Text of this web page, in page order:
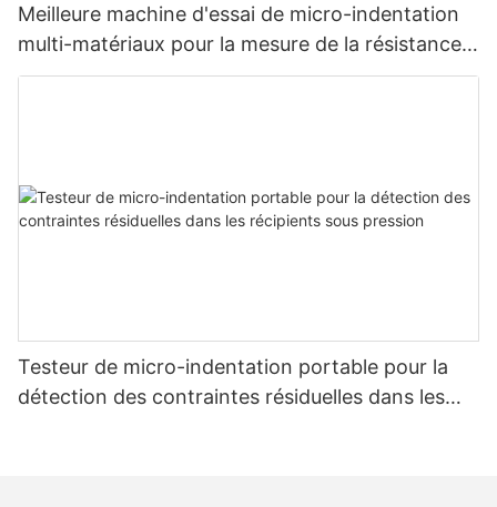
Meilleure machine d'essai de micro-indentation
multi-matériaux pour la mesure de la résistance
et des contraintes - Zhanghua Dryer
Testeur de micro-indentation portable pour la
détection des contraintes résiduelles dans les